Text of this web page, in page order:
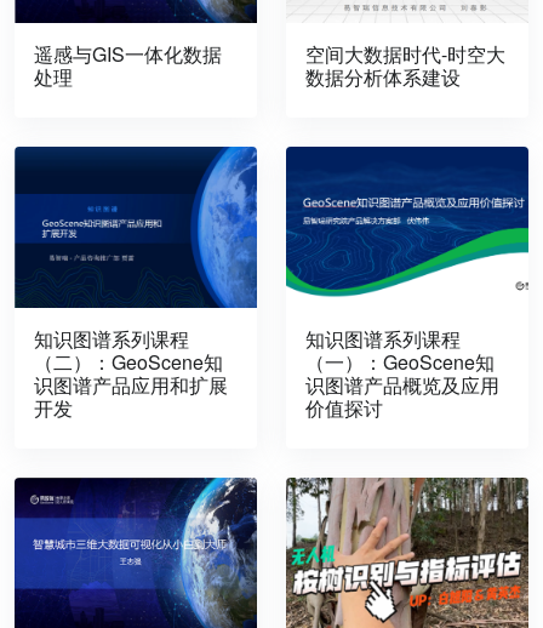
遥感与GIS一体化数据
处理
空间大数据时代-时空大
数据分析体系建设
知识图谱系列课程
（二）：GeoScene知
识图谱产品应用和扩展
开发
知识图谱系列课程
（一）：GeoScene知
识图谱产品概览及应用
价值探讨